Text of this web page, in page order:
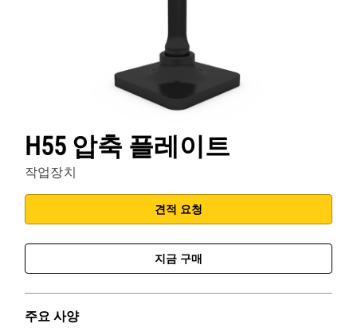
H55 압축 플레이트
작업장치
견적 요청
지금 구매
주요 사양